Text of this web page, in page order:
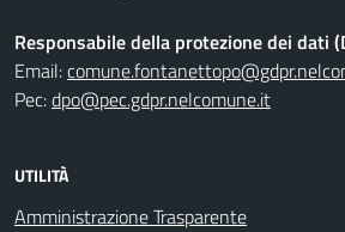
Responsabile della protezione dei dati
Email:
Pec:dpo@pec.gdpr.nelcomune.it
UTILITÀ
Amministrazione Trasparente